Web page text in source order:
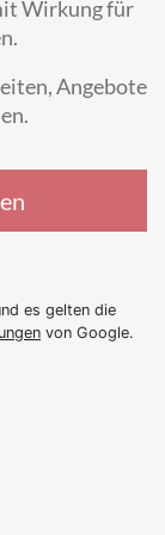
Wirkung für
Angebote
es gelten die
von Google.